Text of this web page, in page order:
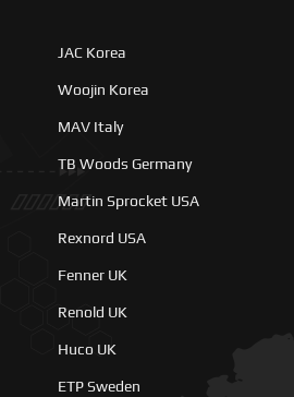
JAC Korea
Woojin Korea
MAV Italy
TB Woods Germany
Martin Sprocket USA
Rexnord USA
Fenner UK
Renold UK
Huco UK
ETP Sweden